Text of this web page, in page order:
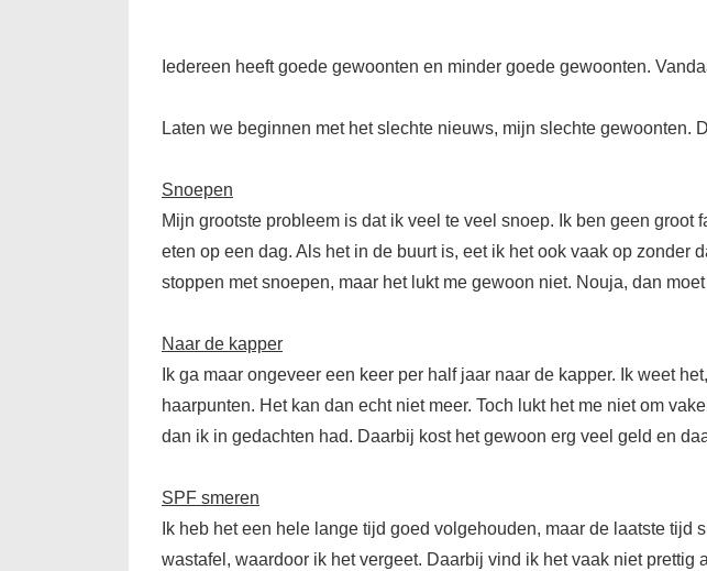
Iedereen heeft goede gewoonten en minder goede gewoonten.
Laten we beginnen met het slechte nieuws, mijn slechte gewoonten.
Snoepen
Mijn grootste probleem is dat ik veel te veel snoep. Ik ben geen
eten op een dag. Als het in de buurt is, eet ik het ook vaak op
stoppen met snoepen, maar het lukt me gewoon niet. Nouja, dan
Naar de kapper
Ik ga maar ongeveer een keer per half jaar naar de kapper. Ik weet
haarpunten. Het kan dan echt niet meer. Toch lukt het me niet om
dan ik in gedachten had. Daarbij kost het gewoon erg veel geld en
SPF smeren
Ik heb het een hele lange tijd goed volgehouden, maar de laatste
wastafel, waardoor ik het vergeet. Daarbij vind ik het vaak niet